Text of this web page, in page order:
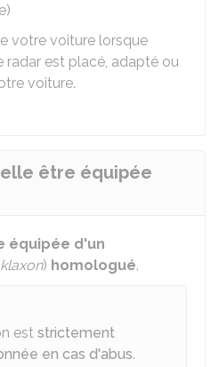
votre voiture lorsque
radar est placé, adapté ou
voiture.
être équipée
équipée d'un
klaxon) homologué.
est strictement
en cas d'abus.